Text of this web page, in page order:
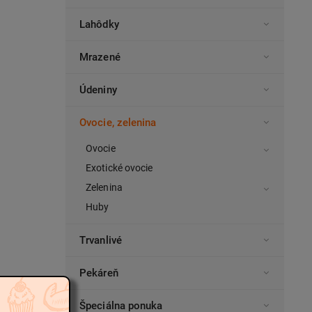
Lahôdky
Mrazené
Údeniny
Ovocie, zelenina
Ovocie
Exotické ovocie
Zelenina
Huby
Trvanlivé
Pekáreň
Špeciálna ponuka